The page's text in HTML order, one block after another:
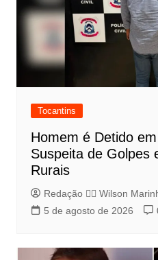
Tocantins
Homem é Detido
Suspeita de Golpes
Rurais
Redação 👨‍⚖️​ Wilson
5 de agosto de 2026